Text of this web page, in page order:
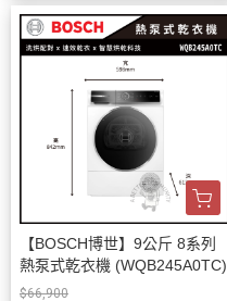
【BOSCH博世】9公斤 8系列
熱泵式乾衣機 (WQB245A0TC)
$66,900